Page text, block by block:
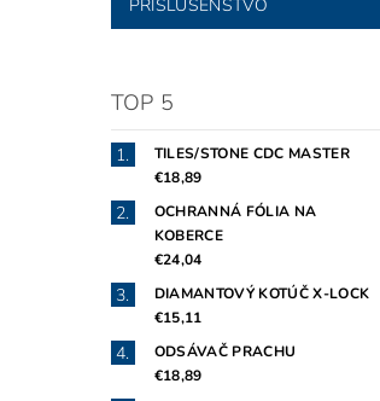
PRÍSLUŠENSTVO
TOP 5
TILES/STONE CDC MASTER
€18,89
OCHRANNÁ FÓLIA NA
KOBERCE
€24,04
DIAMANTOVÝ KOTÚČ X-LOCK
€15,11
ODSÁVAČ PRACHU
€18,89